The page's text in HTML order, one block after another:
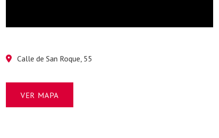
Calle de San Roque, 55
VER MAPA